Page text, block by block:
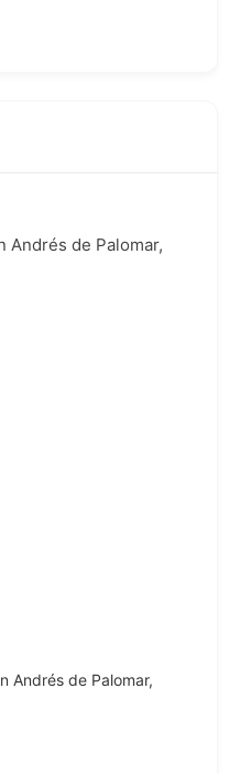
Andrés de Palomar,
Andrés de Palomar,